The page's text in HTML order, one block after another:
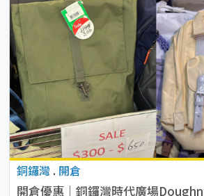
銅鑼灣 . 開倉
開倉優惠｜銅鑼灣時代廣場